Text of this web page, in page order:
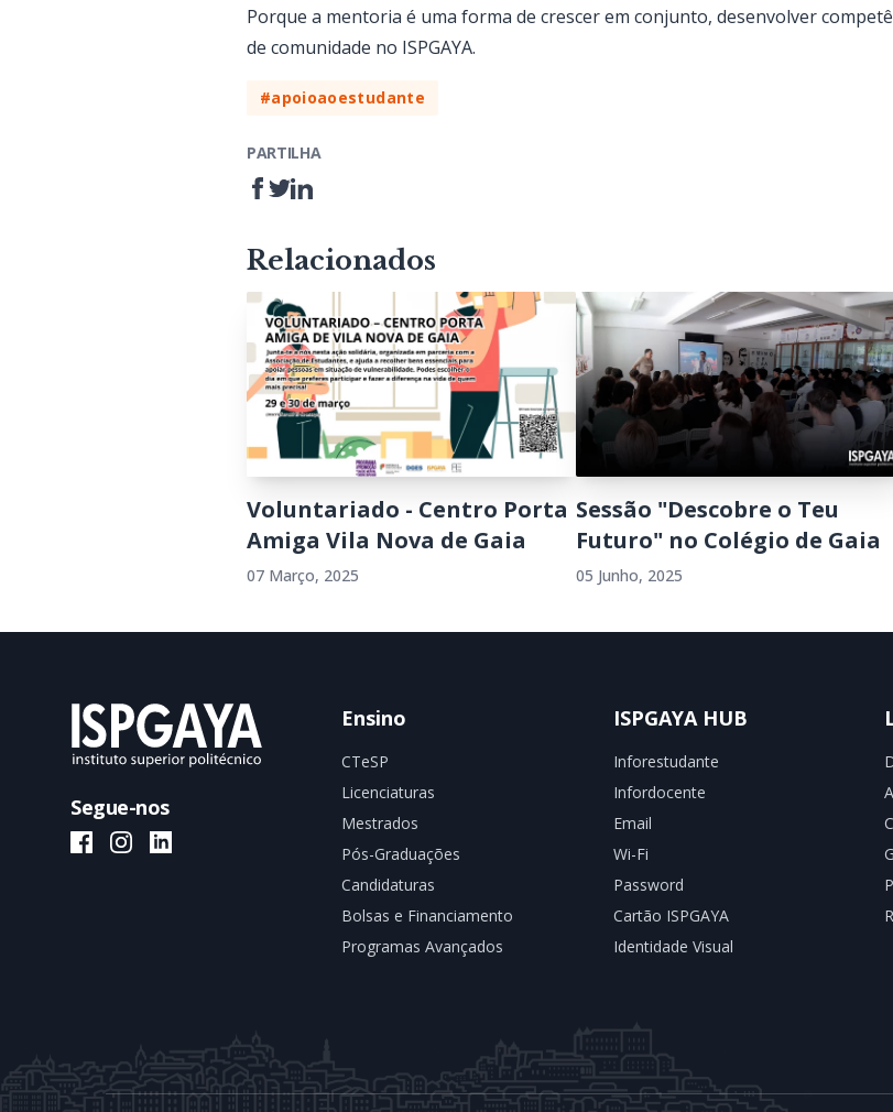
Porque a mentoria é uma forma de crescer em conjunto, desenvolver
de comunidade no ISPGAYA.
#apoioaoestudante
PARTILHA
Relacionados
Voluntariado - Centro Porta
Amiga Vila Nova de Gaia
07 Março, 2025
Sessão "Descobre o Teu
Futuro" no Colégio de Gaia
05 Junho, 2025
Segue-nos
ISPGAYA Facebook
ISPGAYA Instagram
ISPGAYA LinkedIn
Ensino
CTeSP
Licenciaturas
Mestrados
Pós-Graduações
Candidaturas
Bolsas e Financiamento
Programas Avançados
ISPGAYA HUB
Inforestudante
Infordocente
Email
Wi-Fi
Password
Cartão ISPGAYA
Identidade Visual